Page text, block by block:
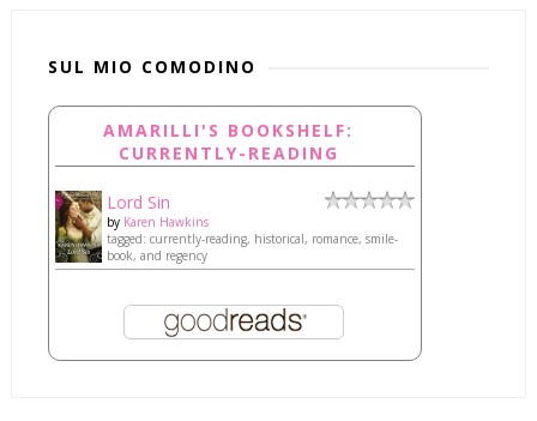
SUL MIO COMODINO
AMARILLI'S BOOKSHELF:
CURRENTLY-READING
Lord Sin
by Karen Hawkins
tagged: currently-reading, historical, romance, smile-
book, and regency